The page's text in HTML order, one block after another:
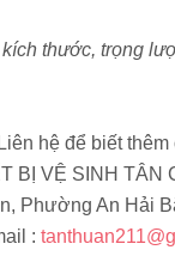
thước, trọng
Liên hệ để biết thêm
BỊ VỆ SINH TÂN
Phường An Hải
: